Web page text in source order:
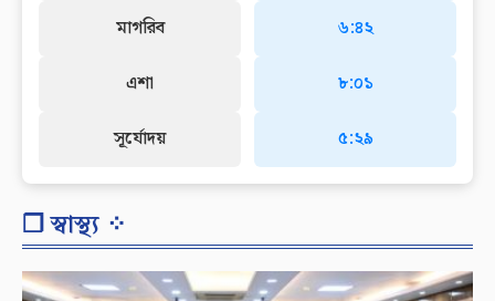
মাগরিব
এশা
সূর্যোদয়
৬:৪২
৮:০১
৫:২৯
❐ স্বাস্থ্য ⁘